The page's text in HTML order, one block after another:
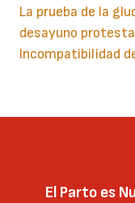
La prueba de la
desayuno protesta
Incompatibilidad
El Parto es